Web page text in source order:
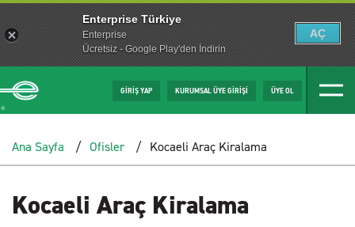
GİRİŞ YAP KURUMSAL ÜYE GİRİŞİ ÜYE OL
Ana Sayfa Ofisler Kocaeli Araç Kiralama
Kocaeli Araç Kiralama
Enterprise Türkiye
Enterprise
Ücretsiz - Google Play'den İndirin
AÇ